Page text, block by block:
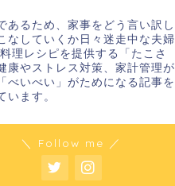
あるため、家事をどう言い訳し
なしていくか日々迷走中な夫婦
理レシピを提供する「たこさ
康やストレス対策、家計管理が
べいべい」がためになる記事を
います。
＼ Follow me ／